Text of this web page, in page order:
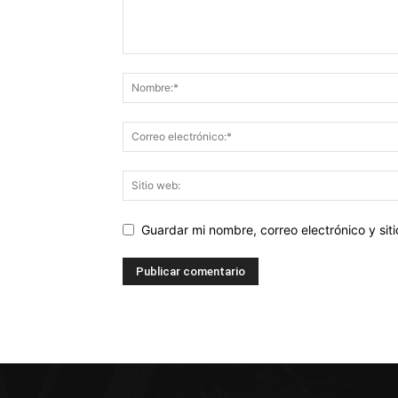
Guardar mi nombre, correo electrónico y